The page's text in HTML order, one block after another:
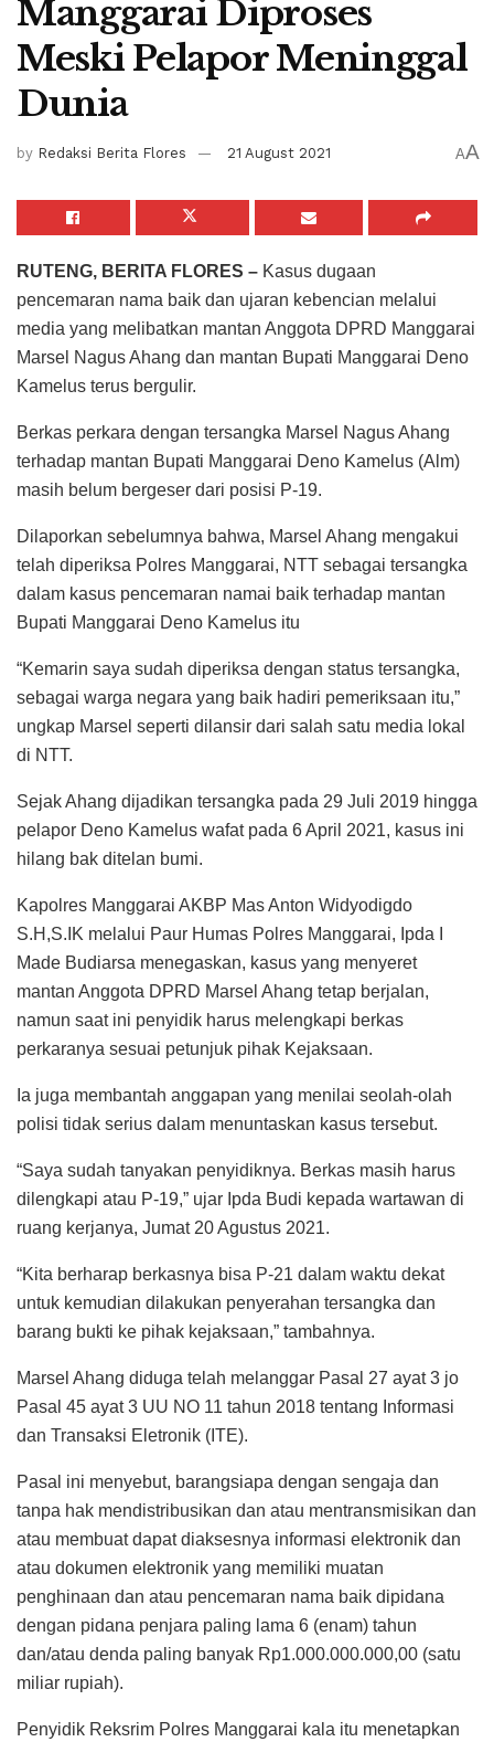
Manggarai Diproses
Meski Pelapor Meninggal
Dunia
by Redaksi Berita Flores 21 August 2021 AA
RUTENG, BERITA FLORES – Kasus dugaan
pencemaran nama baik dan ujaran kebencian melalui
media yang melibatkan mantan Anggota DPRD Manggarai
Marsel Nagus Ahang dan mantan Bupati Manggarai Deno
Kamelus terus bergulir.
Berkas perkara dengan tersangka Marsel Nagus Ahang
terhadap mantan Bupati Manggarai Deno Kamelus (Alm)
masih belum bergeser dari posisi P-19.
Dilaporkan sebelumnya bahwa, Marsel Ahang mengakui
telah diperiksa Polres Manggarai, NTT sebagai tersangka
dalam kasus pencemaran namai baik terhadap mantan
Bupati Manggarai Deno Kamelus itu
“Kemarin saya sudah diperiksa dengan status tersangka,
sebagai warga negara yang baik hadiri pemeriksaan itu,”
ungkap Marsel seperti dilansir dari salah satu media lokal
di NTT.
Sejak Ahang dijadikan tersangka pada 29 Juli 2019 hingga
pelapor Deno Kamelus wafat pada 6 April 2021, kasus ini
hilang bak ditelan bumi.
Kapolres Manggarai AKBP Mas Anton Widyodigdo
S.H,S.IK melalui Paur Humas Polres Manggarai, Ipda I
Made Budiarsa menegaskan, kasus yang menyeret
mantan Anggota DPRD Marsel Ahang tetap berjalan,
namun saat ini penyidik harus melengkapi berkas
perkaranya sesuai petunjuk pihak Kejaksaan.
Ia juga membantah anggapan yang menilai seolah-olah
polisi tidak serius dalam menuntaskan kasus tersebut.
“Saya sudah tanyakan penyidiknya. Berkas masih harus
dilengkapi atau P-19,” ujar Ipda Budi kepada wartawan di
ruang kerjanya, Jumat 20 Agustus 2021.
“Kita berharap berkasnya bisa P-21 dalam waktu dekat
untuk kemudian dilakukan penyerahan tersangka dan
barang bukti ke pihak kejaksaan,” tambahnya.
Marsel Ahang diduga telah melanggar Pasal 27 ayat 3 jo
Pasal 45 ayat 3 UU NO 11 tahun 2018 tentang Informasi
dan Transaksi Eletronik (ITE).
Pasal ini menyebut, barangsiapa dengan sengaja dan
tanpa hak mendistribusikan dan atau mentransmisikan dan
atau membuat dapat diaksesnya informasi elektronik dan
atau dokumen elektronik yang memiliki muatan
penghinaan dan atau pencemaran nama baik dipidana
dengan pidana penjara paling lama 6 (enam) tahun
dan/atau denda paling banyak Rp1.000.000.000,00 (satu
miliar rupiah).
Penyidik Reksrim Polres Manggarai kala itu menetapkan